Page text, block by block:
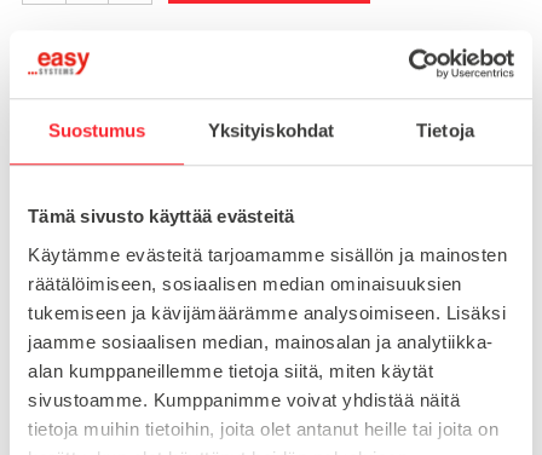
Suostumus Yksityiskohdat Tietoja
Tämä sivusto käyttää evästeitä
Käytämme evästeitä tarjoamamme sisällön ja mainosten
räätälöimiseen, sosiaalisen median ominaisuuksien
tukemiseen ja kävijämäärämme analysoimiseen. Lisäksi
jaamme sosiaalisen median, mainosalan ja analytiikka-
alan kumppaneillemme tietoja siitä, miten käytät
sivustoamme. Kumppanimme voivat yhdistää näitä
tietoja muihin tietoihin, joita olet antanut heille tai joita on
Toimitusaika 7-10 arkipäivää
Pikatoimitus mahdollinen, kysy myynnistämme.
Yli 1900mm toimitus 50€ ja yli 3000mm toimitus 150€
Tuotenumero096P0201305M6
Osasto
Kierrelevyt
MATERIAALI
teräs